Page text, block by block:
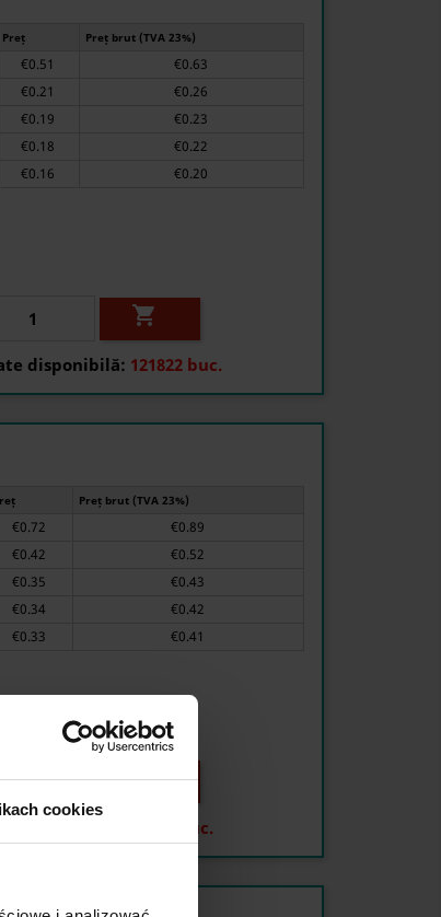
cookies
Preț Preț brut (TVA 23%)
€0.51
€0.63
€0.21
€0.26
€0.19
€0.23
€0.18
€0.22
€0.16 €0.20

disponibilă: 121822 buc.
Preț brut (TVA 23%)
€0.72
€0.89
€0.42
€0.52
€0.35
€0.43
€0.34
€0.42
€0.33 €0.41

1932 buc.